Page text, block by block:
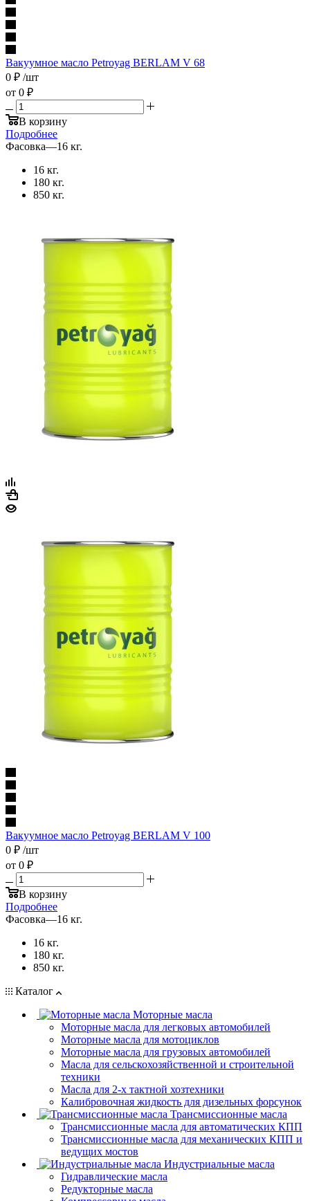
Вакуумное масло Petroyag BERLAM V 68
0 ₽ /шт
от 0 ₽
В корзину
Подробнее
Фасовка—16 кг.
16 кг.
180 кг.
850 кг.
Вакуумное масло Petroyag BERLAM V 100
0 ₽ /шт
от 0 ₽
В корзину
Подробнее
Фасовка—16 кг.
16 кг.
180 кг.
850 кг.
Каталог
Моторные масла
Моторные масла для легковых автомобилей
Моторные масла для мотоциклов
Моторные масла для грузовых автомобилей
Масла для сельскохозяйственной и строительной
техники
Масла для 2-х тактной хозтехники
Калибровочная жидкость для дизельных форсунок
Трансмиссионные масла
Трансмиссионные масла для автоматических КПП
Трансмиссионные масла для механических КПП и
ведущих мостов
Индустриальные масла
Гидравлические масла
Редукторные масла